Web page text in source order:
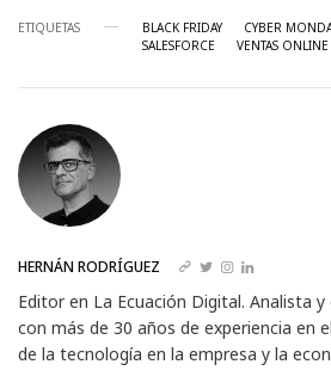
ETIQUETAS BLACK FRIDAY CYBER
SALESFORCE
VENTAS ONLINE
HERNÁN RODRÍGUEZ
Editor en La Ecuación Digital. Analista
con más de 30 años de experiencia en
de la tecnología en la empresa y la